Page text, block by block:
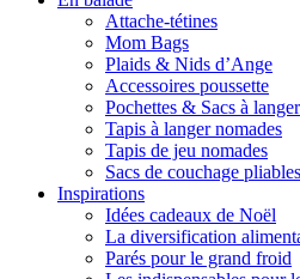
Attache-tétines
Mom Bags
Plaids & Nids d’Ange
Accessoires poussette
Pochettes & Sacs à langer
Tapis à langer nomades
Tapis de jeu nomades
Sacs de couchage
Inspirations
Idées cadeaux de Noël
La diversification
Parés pour le grand froid